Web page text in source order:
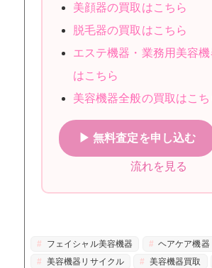
美顔器の買取はこちら
脱毛器の買取はこちら
エステ機器・業務用美容
はこちら
美容機器全般の買取はこち
▶ 無料査定を申し込む
流れを見る
フェイシャル美容機器
ヘアケア機器
美容機器リサイクル
美容機器買取